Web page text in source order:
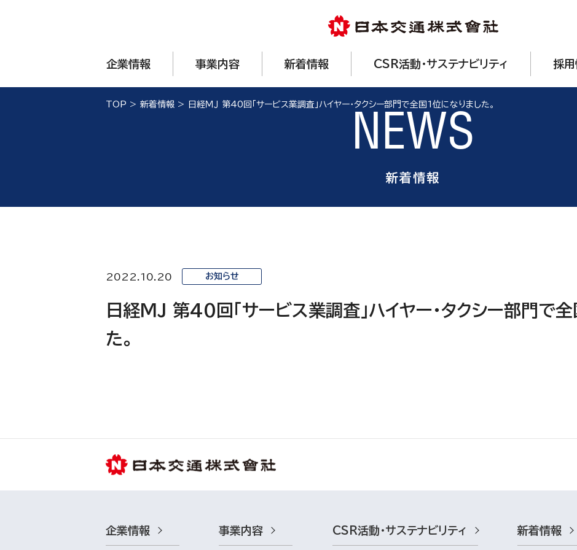
企業情報 事業内容 新着情報 CSR活動・サステナビリティ 採用
TOP > 新着情報 > 日経ＭＪ 第40回「サービス業調査」ハイヤー・タクシー部門で全国1位になりました。
NEWS
新着情報
2022.10.20 お知らせ
日経ＭＪ 第40回「サービス業調査」ハイヤー・タクシー部門で
た。
企業情報 事業内容 CSR活動・サステナビリティ 新着情報